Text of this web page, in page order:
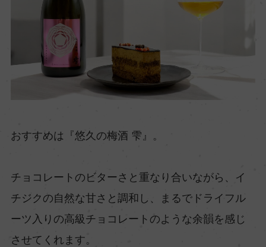
おすすめは『悠久の梅酒 雫』。
チョコレートのビターさと重なり合いながら、イ
チジクの自然な甘さと調和し、まるでドライフル
ーツ入りの高級チョコレートのような余韻を感じ
させてくれます。